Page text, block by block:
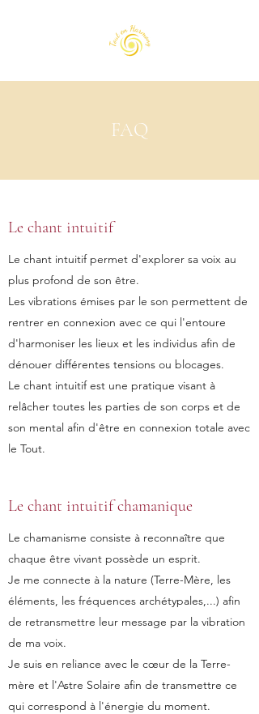
FAQ
Le chant intuitif
Le chant intuitif permet d'explorer sa voix au
plus profond de son être.
Les vibrations émises par le son permettent de
rentrer en connexion avec ce qui l'entoure
d'harmoniser les lieux et les individus afin de
dénouer différentes tensions ou blocages.
Le chant intuitif est une pratique visant à
relâcher toutes les parties de son corps et de
son mental afin d'être en connexion totale avec
le Tout.
Le chant intuitif chamanique
Le chamanisme consiste à reconnaître que
chaque être vivant possède un esprit.
Je me connecte à la nature (Terre-Mère, les
éléments, les fréquences archétypales,...) afin
de retransmettre leur message par la vibration
de ma voix.
Je suis en reliance avec le cœur de la Terre-
mère et l'Astre Solaire afin de transmettre ce
qui correspond à l'énergie du moment.